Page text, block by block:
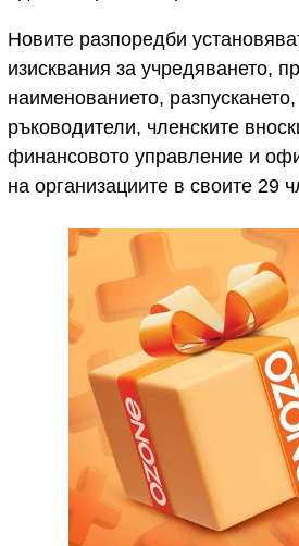
Новите разпоредби
изисквания за учредяването,
наименованието,
ръководители, членските
финансовото управление и
на организациите в своите 29